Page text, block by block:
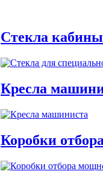
Стекла
Кресла
Коробки